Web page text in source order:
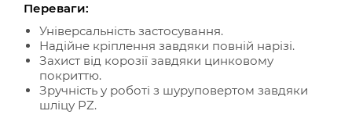
Переваги:
Універсальність застосування.
Надійне кріплення завдяки повній нарізі.
Захист від корозії завдяки цинковому
покриттю.
Зручність у роботі з шуруповертом завдяки
шліцу PZ.